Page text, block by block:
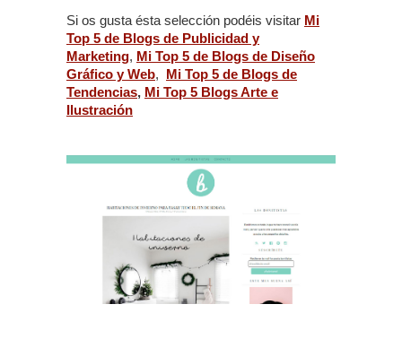
Si os gusta ésta selección podéis visitar Mi
Top 5 de Blogs de Publicidad y
Marketing, Mi Top 5 de Blogs de Diseño
Gráfico y Web, Mi Top 5 de Blogs de
Tendencias, Mi Top 5 Blogs Arte e
Ilustración